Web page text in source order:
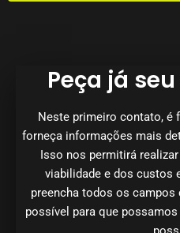
Peça já
Neste primeiro contato, é
forneça informações mais
Isso nos permitirá
viabilidade e dos custos
preencha todos os
possível para que